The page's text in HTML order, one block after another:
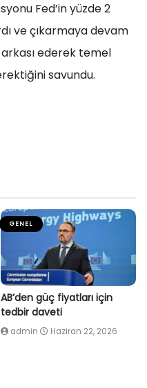
Fed’in yüzde 2
ve çıkarmaya devam
ederek temel
savundu.
GENEL
AB’den güç fiyatları için
tedbir daveti
admin Haziran 22, 2026